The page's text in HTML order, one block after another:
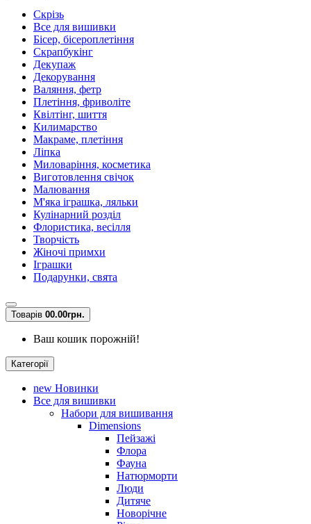
Скрізь
Все для вишивки
Бісер, бісероплетіння
Скрапбукінг
Декупаж
Декорування
Валяння, фетр
Плетіння, фриволіте
Квілтінг, шиття
Килимарство
Макраме, плетіння
Ліпка
Миловаріння, косметика
Виготовлення свічок
Малювання
М'яка іграшка, ляльки
Кулінарний розділ
Флористика, весілля
Творчість
Жіночі примхи
Іграшки
Подарунки, свята
Товарів 00.00грн.
Ваш кошик порожній!
Категорії
new Новинки
Все для вишивки
Набори для вишивання
Dimensions
Пейзажі
Флора
Фауна
Натюрморти
Люди
Дитяче
Новорічне